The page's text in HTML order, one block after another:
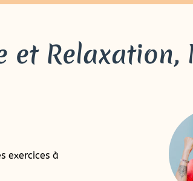
et Relaxation,
exercices à